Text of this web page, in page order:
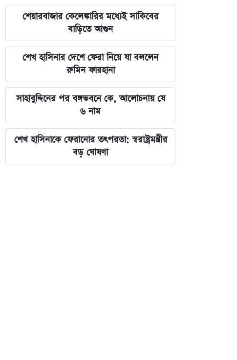
শেয়ারবাজার কেলেঙ্কারির মধ্যেই সাকিবের
বাড়িতে আগুন
শেখ হাসিনার দেশে ফেরা নিয়ে যা বললেন
রুমিন ফারহানা
সাহাবুদ্দিনের পর বঙ্গভবনে কে, আলোচনায় যে
৬ নাম
শেখ হাসিনাকে ফেরানোর তৎপরতা: স্বরাষ্ট্রমন্ত্রীর
বড় ঘোষণা